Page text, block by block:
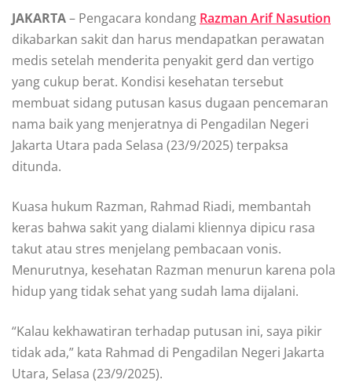
JAKARTA– Pengacara kondang Razman Arif Nasution
dikabarkan sakit dan harus mendapatkan perawatan
medis setelah menderita penyakit gerd dan vertigo
yang cukup berat. Kondisi kesehatan tersebut
membuat sidang putusan kasus dugaan pencemaran
nama baik yang menjeratnya di Pengadilan Negeri
Jakarta Utara pada Selasa (23/9/2025) terpaksa
ditunda.
Kuasa hukum Razman, Rahmad Riadi, membantah
keras bahwa sakit yang dialami kliennya dipicu rasa
takut atau stres menjelang pembacaan vonis.
Menurutnya, kesehatan Razman menurun karena pola
hidup yang tidak sehat yang sudah lama dijalani.
“Kalau kekhawatiran terhadap putusan ini, saya pikir
tidak ada,” kata Rahmad di Pengadilan Negeri Jakarta
Utara, Selasa (23/9/2025).